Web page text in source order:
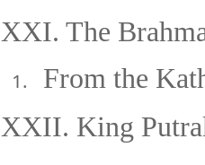
XXI. The
From the
XXII. King